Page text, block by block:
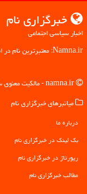
خبرگزاری نام
اخبار سیاسی اجتماعی
Namna.ir: معتبرترین نام در اطلاع رسانی اخبار سیاسی و اجتماعی، گامی مطمئن به سوی آگاهی
میانبرهای خبرگزاری نام
درباره ما
بک لینک در خبرگزاری نام
رپورتاژ در خبرگزاری نام
مطالب خبرگزاری نام